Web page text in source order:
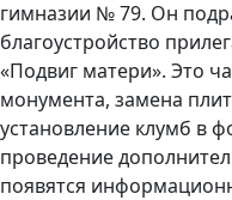
гимназии № 79. Он
благоустройство
«Подвиг матери». Это
монумента, замена
установление клумб в
проведение
появятся